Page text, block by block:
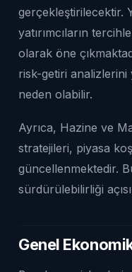
gerçekleştirilecektir.
yatırımcıların
olarak öne
risk-getiri
neden olabilir.
Ayrıca, Hazine ve
stratejileri, piyasa
güncellenmektedir.
sürdürülebilirliği
Genel